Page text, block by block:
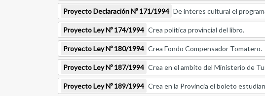
Proyecto Declaración Nº 171/1994 De interes cultural el
Proyecto Ley Nº 174/1994 Crea politica provincial del libro.
Proyecto Ley Nº 180/1994 Crea Fondo Compensador Tomatero.
Proyecto Ley Nº 187/1994 Crea en el ambito del Ministerio de
Proyecto Ley Nº 189/1994 Crea en la Provincia el boleto